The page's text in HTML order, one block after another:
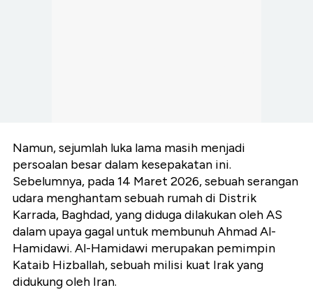
Namun, sejumlah luka lama masih menjadi
persoalan besar dalam kesepakatan ini.
Sebelumnya, pada 14 Maret 2026, sebuah serangan
udara menghantam sebuah rumah di Distrik
Karrada, Baghdad, yang diduga dilakukan oleh AS
dalam upaya gagal untuk membunuh Ahmad Al-
Hamidawi. Al-Hamidawi merupakan pemimpin
Kataib Hizballah, sebuah milisi kuat Irak yang
didukung oleh Iran.